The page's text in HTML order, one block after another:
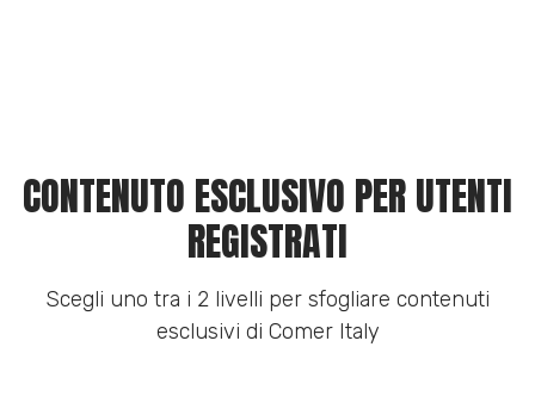
CONTENUTO ESCLUSIVO PER UTENTI
REGISTRATI
Scegli uno tra i 2 livelli per sfogliare contenuti
esclusivi di Comer Italy